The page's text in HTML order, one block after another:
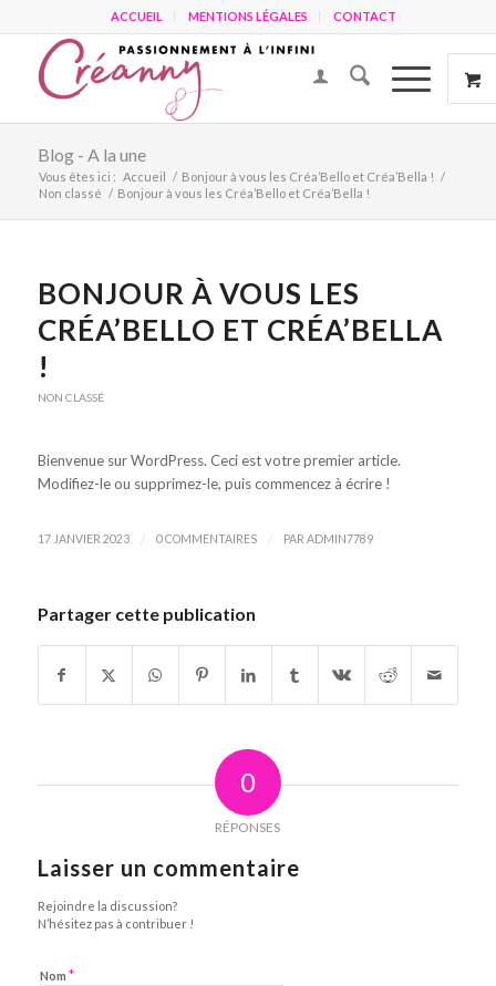
ACCUEIL MENTIONS LÉGALES CONTACT
Blog - A la une
Vous êtes ici : Accueil / Bonjour à vous les Créa’Bello et Créa’Bella ! /
Non classé / Bonjour à vous les Créa’Bello et Créa’Bella !
BONJOUR À VOUS LES
CRÉA’BELLO ET CRÉA’BELLA
!
NON CLASSÉ
Bienvenue sur WordPress. Ceci est votre premier article.
Modifiez-le ou supprimez-le, puis commencez à écrire !
17 JANVIER 2023 / 0 COMMENTAIRES / PAR ADMIN7789
Partager cette publication
0
RÉPONSES
Laisser un commentaire
Rejoindre la discussion?
N’hésitez pas à contribuer !
Nom *